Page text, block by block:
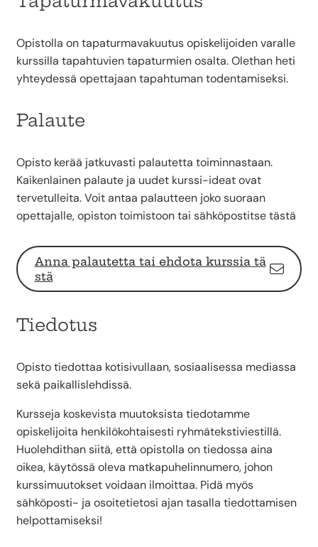
Opistolla on tapaturmavakuutus opiskelijoiden varalle
kurssilla tapahtuvien tapaturmien osalta. Olethan heti
yhteydessä opettajaan tapahtuman todentamiseksi.
Palaute
Opisto kerää jatkuvasti palautetta toiminnastaan.
Kaikenlainen palaute ja uudet kurssi-ideat ovat
tervetulleita. Voit antaa palautteen joko suoraan
opettajalle, opiston toimistoon tai sähköpostitse tästä
Anna palautetta tai ehdota kurssia tä
stä
Tiedotus
Opisto tiedottaa kotisivullaan, sosiaalisessa mediassa
sekä paikallislehdissä.
Kursseja koskevista muutoksista tiedotamme
opiskelijoita henkilökohtaisesti ryhmätekstiviestillä.
Huolehdithan siitä, että opistolla on tiedossa aina
oikea, käytössä oleva matkapuhelinnumero, johon
kurssimuutokset voidaan ilmoittaa. Pidä myös
sähköposti- ja osoitetietosi ajan tasalla tiedottamisen
helpottamiseksi!